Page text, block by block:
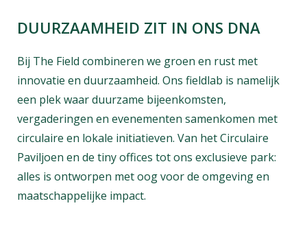
DUURZAAMHEID ZIT IN ONS DNA
Bij The Field combineren we groen en rust met
innovatie en duurzaamheid. Ons fieldlab is namelijk
een plek waar duurzame bijeenkomsten,
vergaderingen en evenementen samenkomen met
circulaire en lokale initiatieven. Van het Circulaire
Paviljoen en de tiny offices tot ons exclusieve park:
alles is ontworpen met oog voor de omgeving en
maatschappelijke impact.